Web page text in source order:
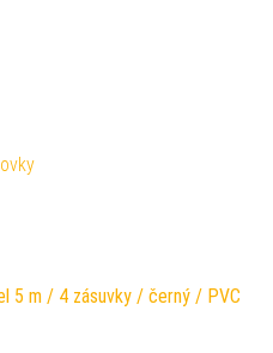
5 m / 4 zásuvky / černý / PVC